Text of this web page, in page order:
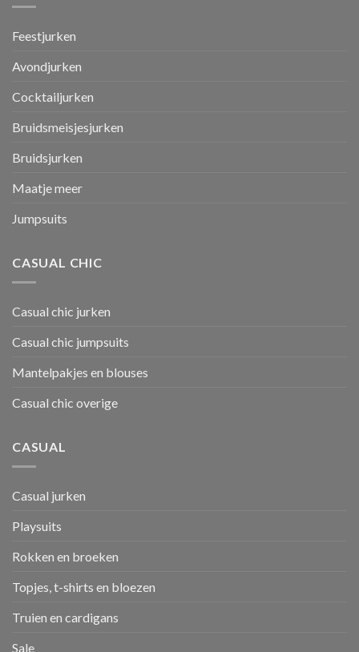
Feestjurken
Avondjurken
Cocktailjurken
Bruidsmeisjesjurken
Bruidsjurken
Maatje meer
Jumpsuits
CASUAL CHIC
Casual chic jurken
Casual chic jumpsuits
Mantelpakjes en blouses
Casual chic overige
CASUAL
Casual jurken
Playsuits
Rokken en broeken
Topjes, t-shirts en bloezen
Truien en cardigans
Sale